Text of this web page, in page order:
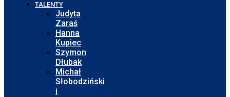
TALENTY
Judyta
Zaraś
Hanna
Kupiec
Szymon
Dłubak
Michał
Słobodziński
i